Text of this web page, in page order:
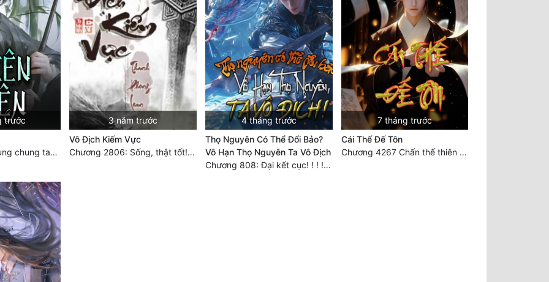
trước
Chương 3574 Cùng chung tay, thành công (2/2)
3 năm trước
Vô Địch Kiếm Vực
Chương 2806: Sống, thật tốt! (Đại kết cục)
4 tháng trước
Thọ Nguyên Có Thể Đổi Bảo?
Vô Hạn Thọ Nguyên Ta Vô Địch
Chương 808: Đại kết cục! ! ! ! ! !
7 tháng trước
Cái Thế Đế Tôn
Chương 4267 Chấn thế thiên quan (đại kết cục)